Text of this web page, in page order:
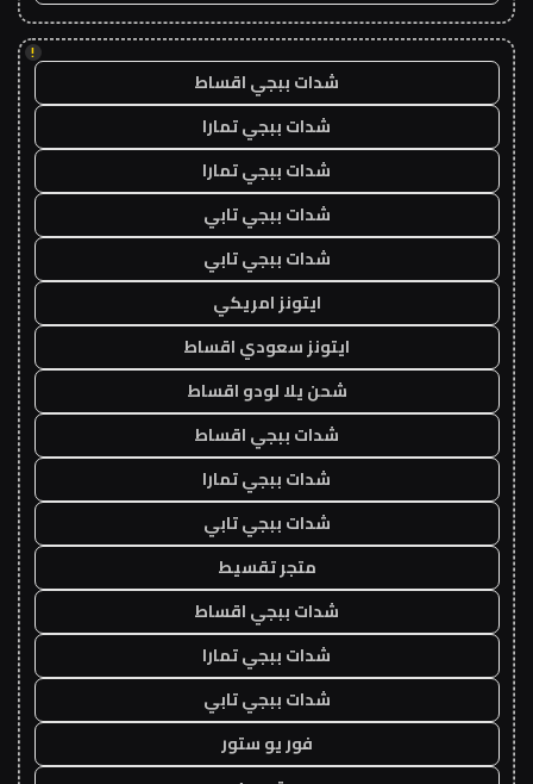
!
شدات ببجي اقساط
شدات ببجي تمارا
شدات ببجي تمارا
شدات ببجي تابي
شدات ببجي تابي
ايتونز امريكي
ايتونز سعودي اقساط
شحن يلا لودو اقساط
شدات ببجي اقساط
شدات ببجي تمارا
شدات ببجي تابي
متجر تقسيط
شدات ببجي اقساط
شدات ببجي تمارا
شدات ببجي تابي
فور يو ستور